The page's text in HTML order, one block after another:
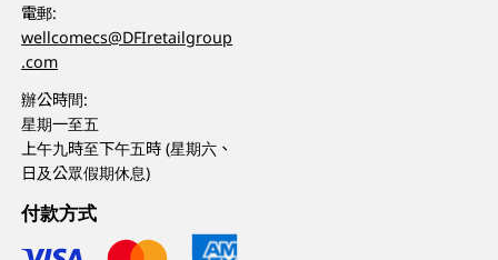
電郵:
wellcomecs@DFIretailgroup
.com
辦公時間:
星期一至五
上午九時至下午五時 (星期六、
日及公眾假期休息)
付款方式